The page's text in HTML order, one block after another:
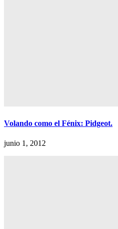
Volando como el Fénix: Pidgeot.
junio 1, 2012